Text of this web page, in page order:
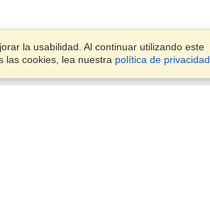
la usabilidad. Al continuar utilizando este
las cookies, lea nuestra política de privacidad